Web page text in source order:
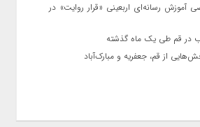
آموزش رسانه‌ای اربعینی «قرار روایت» در
از قم، جعفریه و مبارک‌آباد